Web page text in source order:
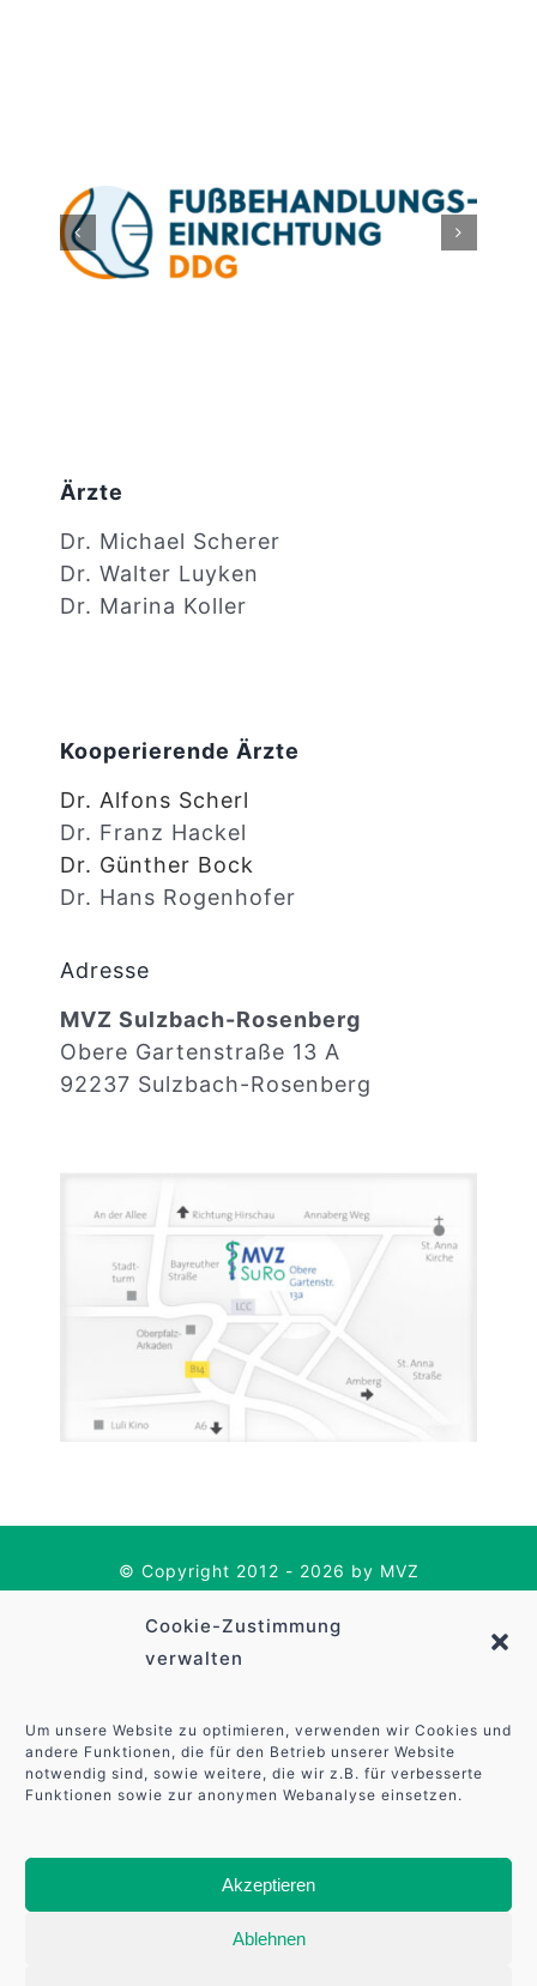
Cookie-Zustimmung
verwalten
Um unsere Website zu optimieren, verwenden wir Cookies und
andere Funktionen, die für den Betrieb unserer Website
notwendig sind, sowie weitere, die wir z.B. für verbesserte
Funktionen sowie zur anonymen Webanalyse einsetzen.
Akzeptieren
Ablehnen
Ärzte
Dr. Michael Scherer
Dr. Walter Luyken
Dr. Marina Koller
Kooperierende Ärzte
Dr. Alfons Scherl
Dr. Franz Hackel
Dr. Günther Bock
Dr. Hans Rogenhofer
Adresse
MVZ Sulzbach-Rosenberg
Obere Gartenstraße 13 A
92237 Sulzbach-Rosenberg
© Copyright 2012 - 2026 by MVZ
Rights Reserved |Impressum
Datenschutzerklärung
Deutsch English(Englisch)